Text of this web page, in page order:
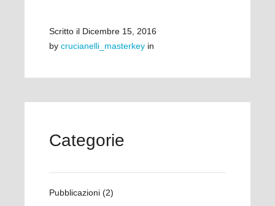
Scritto il Dicembre 15, 2016
by crucianelli_masterkey in
Categorie
Pubblicazioni (2)